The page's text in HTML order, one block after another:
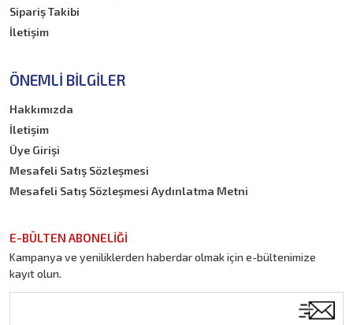
Sipariş Takibi
İletişim
ÖNEMLI BILGILER
Hakkımızda
İletişim
Üye Girişi
Mesafeli Satış Sözleşmesi
Mesafeli Satış Sözleşmesi Aydınlatma Metni
E-BÜLTEN ABONELİĞİ
Kampanya ve yeniliklerden haberdar olmak için e-bültenimize
kayıt olun.